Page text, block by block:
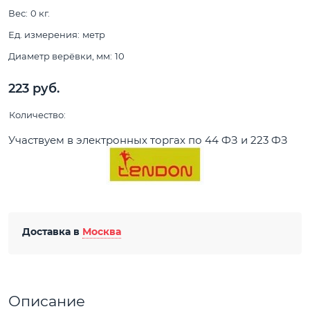
Вес: 0 кг.
Ед. измерения: метр
Диаметр верёвки, мм: 10
223 руб.
Количество:
Участвуем в электронных торгах по 44 ФЗ и 223 ФЗ
Доставка в Москва
Описание